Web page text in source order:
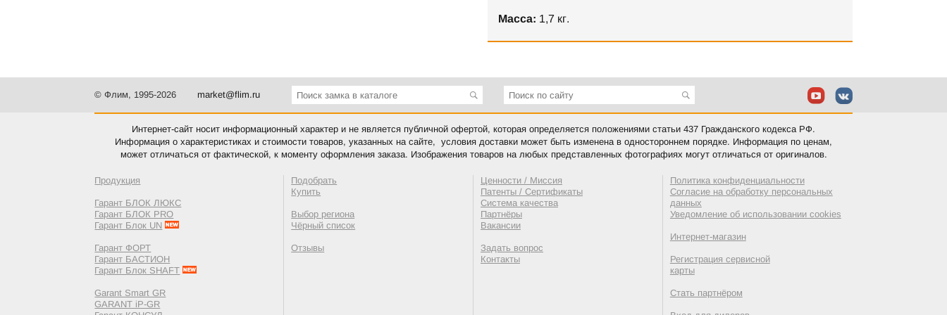
Масса: 1,7 кг.
© Флим, 1995-2026 market@flim.ru
Интернет-сайт носит информационный характер и не является публичной офертой, которая определяется положениями статьи 437 Гражданского кодекса РФ.
Информация о характеристиках и стоимости товаров, указанных на сайте, условия доставки может быть изменена в одностороннем порядке. Информация по ценам,
может отличаться от фактической, к моменту оформления заказа. Изображения товаров на любых представленных фотографиях могут отличаться от оригиналов.
Продукция
Гарант БЛОК ЛЮКС
Гарант БЛОК PRO
Гарант Блок UN
Гарант ФОРТ
Гарант БАСТИОН
Гарант Блок SHAFT
Garant Smart GR
GARANT iP-GR
Подобрать
Купить
Выбор региона
Чёрный список
Отзывы
Ценности / Миссия
Патенты / Сертификаты
Система качества
Партнёры
Вакансии
Задать вопрос
Контакты
Политика конфиденциальности
Согласие на обработку персональных
данных
Уведомление об использовании cookies
Интернет-магазин
Регистрация сервисной
карты
Стать партнёром